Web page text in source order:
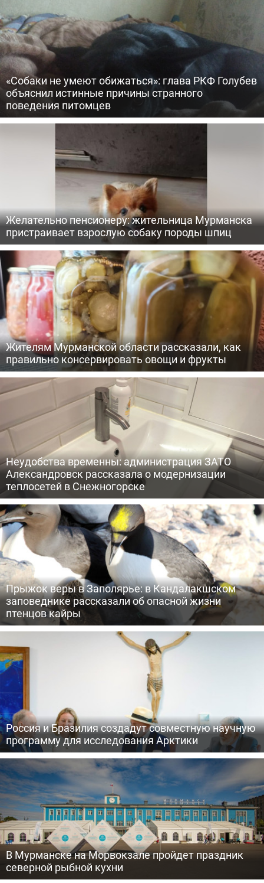
«Собаки не умеют обижаться»: глава РКФ Голубев
объяснил истинные причины странного
поведения питомцев
Желательно пенсионеру: жительница Мурманска
пристраивает взрослую собаку породы шпиц
Жителям Мурманской области рассказали, как
правильно консервировать овощи и фрукты
Неудобства временны: администрация ЗАТО
Александровск рассказала о модернизации
теплосетей в Снежногорске
Прыжок веры в Заполярье: в Кандалакшском
заповеднике рассказали об опасной жизни
птенцов кайры
Россия и Бразилия создадут совместную научную
программу для исследования Арктики
В Мурманске на Морвокзале пройдет праздник
северной рыбной кухни